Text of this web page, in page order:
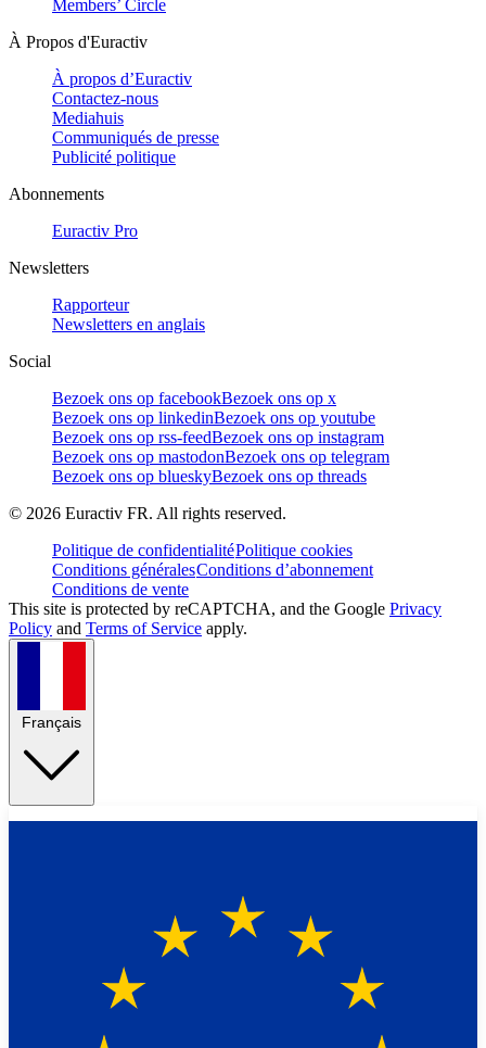
Members’ Circle
À Propos d'Euractiv
À propos d’Euractiv
Contactez-nous
Mediahuis
Communiqués de presse
Publicité politique
Abonnements
Euractiv Pro
Newsletters
Rapporteur
Newsletters en anglais
Social
Bezoek ons op facebookBezoek ons op x
Bezoek ons op linkedinBezoek ons op youtube
Bezoek ons op rss-feedBezoek ons op instagram
Bezoek ons op mastodonBezoek ons op telegram
Bezoek ons op blueskyBezoek ons op threads
© 2026 Euractiv FR. All rights reserved.
Politique de confidentialitéPolitique cookies
Conditions généralesConditions d’abonnement
Conditions de vente
This site is protected by reCAPTCHA, and the Google Privacy
Policy and Terms of Service apply.
Français